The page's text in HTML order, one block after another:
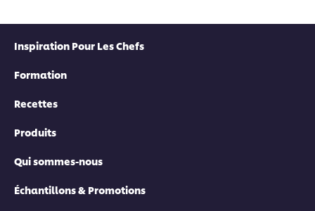
Inspiration Pour Les Chefs
Formation
Recettes
Produits
Qui sommes-nous
Échantillons & Promotions